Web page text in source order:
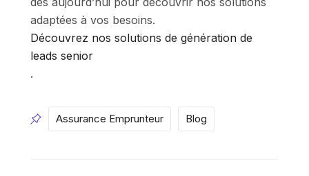
adaptées à vos besoins.
Découvrez nos solutions de génération de
leads senior
.
Assurance Emprunteur Blog